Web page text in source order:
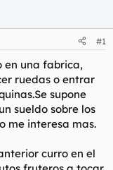
#1
en una fabrica,
ruedas o entrar
supone
sueldo sobre los
me interesa mas.
curro en el